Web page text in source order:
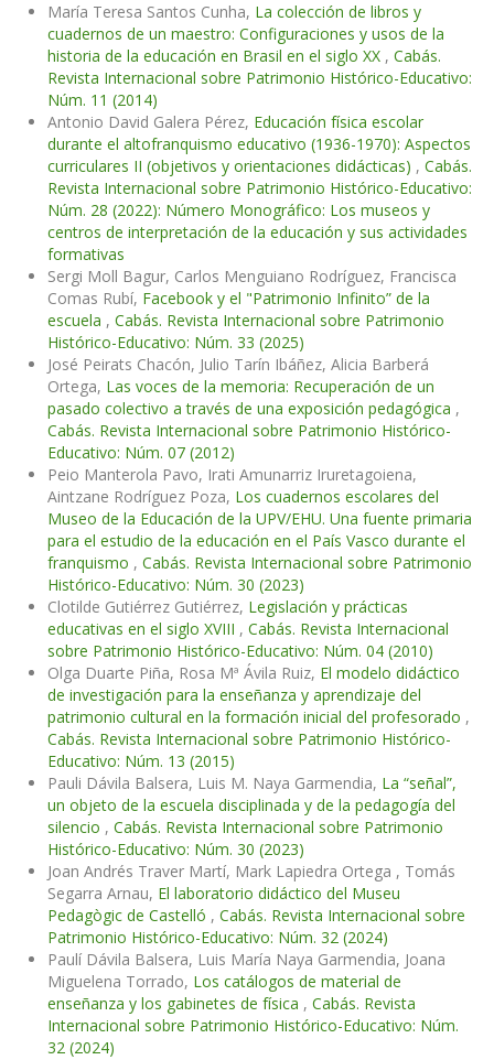
María Teresa Santos Cunha, La colección de libros y
cuadernos de un maestro: Configuraciones y usos de la
historia de la educación en Brasil en el siglo XX , Cabás.
Revista Internacional sobre Patrimonio Histórico-Educativo:
Núm. 11 (2014)
Antonio David Galera Pérez, Educación física escolar
durante el altofranquismo educativo (1936-1970): Aspectos
curriculares II (objetivos y orientaciones didácticas) , Cabás.
Revista Internacional sobre Patrimonio Histórico-Educativo:
Núm. 28 (2022): Número Monográfico: Los museos y
centros de interpretación de la educación y sus actividades
formativas
Sergi Moll Bagur, Carlos Menguiano Rodríguez, Francisca
Comas Rubí, Facebook y el "Patrimonio Infinito” de la
escuela , Cabás. Revista Internacional sobre Patrimonio
Histórico-Educativo: Núm. 33 (2025)
José Peirats Chacón, Julio Tarín Ibáñez, Alicia Barberá
Ortega, Las voces de la memoria: Recuperación de un
pasado colectivo a través de una exposición pedagógica ,
Cabás. Revista Internacional sobre Patrimonio Histórico-
Educativo: Núm. 07 (2012)
Peio Manterola Pavo, Irati Amunarriz Iruretagoiena,
Aintzane Rodríguez Poza, Los cuadernos escolares del
Museo de la Educación de la UPV/EHU. Una fuente primaria
para el estudio de la educación en el País Vasco durante el
franquismo , Cabás. Revista Internacional sobre Patrimonio
Histórico-Educativo: Núm. 30 (2023)
Clotilde Gutiérrez Gutiérrez, Legislación y prácticas
educativas en el siglo XVIII , Cabás. Revista Internacional
sobre Patrimonio Histórico-Educativo: Núm. 04 (2010)
Olga Duarte Piña, Rosa Mª Ávila Ruiz, El modelo didáctico
de investigación para la enseñanza y aprendizaje del
patrimonio cultural en la formación inicial del profesorado ,
Cabás. Revista Internacional sobre Patrimonio Histórico-
Educativo: Núm. 13 (2015)
Pauli Dávila Balsera, Luis M. Naya Garmendia, La “señal”,
un objeto de la escuela disciplinada y de la pedagogía del
silencio , Cabás. Revista Internacional sobre Patrimonio
Histórico-Educativo: Núm. 30 (2023)
Joan Andrés Traver Martí, Mark Lapiedra Ortega , Tomás
Segarra Arnau, El laboratorio didáctico del Museu
Pedagògic de Castelló , Cabás. Revista Internacional sobre
Patrimonio Histórico-Educativo: Núm. 32 (2024)
Paulí Dávila Balsera, Luis María Naya Garmendia, Joana
Miguelena Torrado, Los catálogos de material de
enseñanza y los gabinetes de física , Cabás. Revista
Internacional sobre Patrimonio Histórico-Educativo: Núm.
32 (2024)